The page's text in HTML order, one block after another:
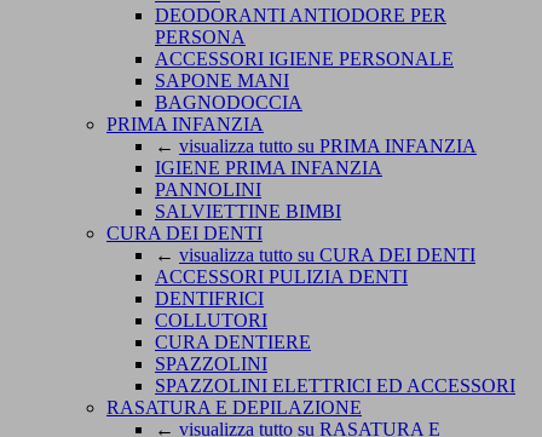
DEODORANTI ANTIODORE PER
PERSONA
ACCESSORI IGIENE PERSONALE
SAPONE MANI
BAGNODOCCIA
PRIMA INFANZIA
← visualizza tutto su PRIMA INFANZIA
IGIENE PRIMA INFANZIA
PANNOLINI
SALVIETTINE BIMBI
CURA DEI DENTI
← visualizza tutto su CURA DEI DENTI
ACCESSORI PULIZIA DENTI
DENTIFRICI
COLLUTORI
CURA DENTIERE
SPAZZOLINI
SPAZZOLINI ELETTRICI ED ACCESSORI
RASATURA E DEPILAZIONE
← visualizza tutto su RASATURA E